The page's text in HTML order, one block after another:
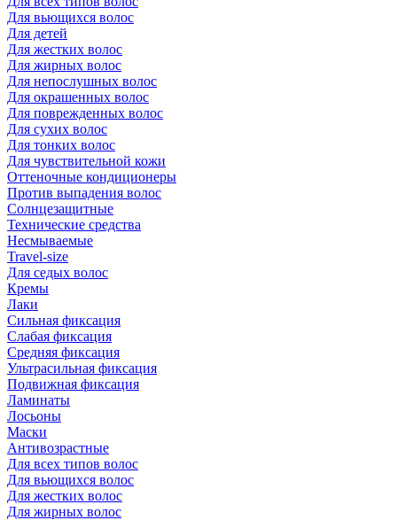
Для вьющихся волос
Для детей
Для жестких волос
Для жирных волос
Для непослушных волос
Для окрашенных волос
Для поврежденных волос
Для сухих волос
Для тонких волос
Для чувствительной кожи
Оттеночные кондиционеры
Против выпадения волос
Солнцезащитные
Технические средства
Несмываемые
Travel-size
Для седых волос
Кремы
Лаки
Сильная фиксация
Слабая фиксация
Средняя фиксация
Ультрасильная фиксация
Подвижная фиксация
Ламинаты
Лосьоны
Маски
Антивозрастные
Для всех типов волос
Для вьющихся волос
Для жестких волос
Для жирных волос